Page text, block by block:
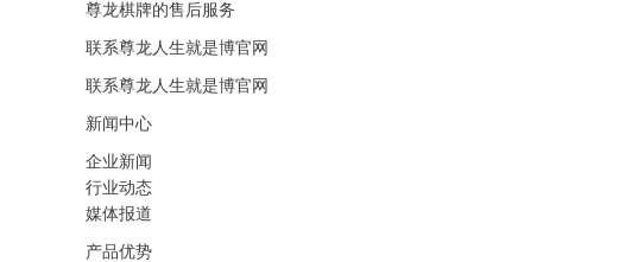
尊龙棋牌的售后服务
联系尊龙人生就是博官网
联系尊龙人生就是博官网
新闻中心
企业新闻
行业动态
媒体报道
产品优势